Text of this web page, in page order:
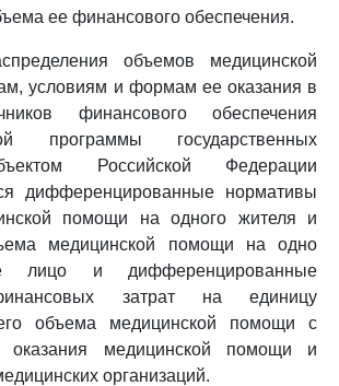
ее финансового обеспечения.
объемов медицинской
условиям и формам ее оказания в
финансового обеспечения
программы государственных
Российской Федерации
дифференцированные нормативы
помощи на одного жителя и
медицинской помощи на одно
лицо и дифференцированные
затрат на единицу
объема медицинской помощи с
оказания медицинской помощи и
организаций.